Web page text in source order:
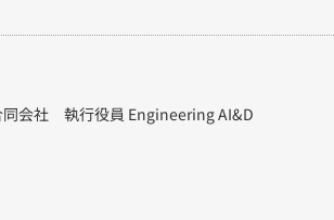
同会社 執行役員 Engineering AI&D